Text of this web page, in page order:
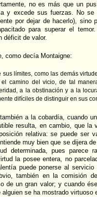
no es más que un
y excede sus fuerzas. No
por dejar de hacerlo), sino
para superar el
déficit de valor.
como decía Montaigne:
sus límites, como las demás
camino del vicio, de tal
a la obstinación y a la
difíciles de distinguir en sus
a la cobardía, cuando
resulta, en cambio, que la
relativa: se puede ser
muy bien que se dijera
determinada, pues parece
la posee entera, no
puede ponerse al
también en la comisión
de un gran valor; y cuando
alguien se ha mostrado virtuoso